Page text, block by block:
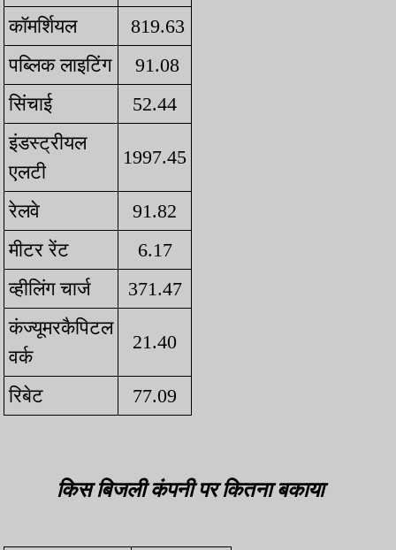
कॉमर्शियल
819.63
पब्लिक लाइटिंग
91.08
सिंचाई
52.44
इंडस्ट्रीयल
एलटी
1997.45
रेलवे
91.82
मीटर रेंट
6.17
व्हीलिंग चार्ज
371.47
कंज्यूमरकैपिटल
वर्क
21.40
रिबेट 77.09
किस बिजली कंपनी पर कितना बकाया